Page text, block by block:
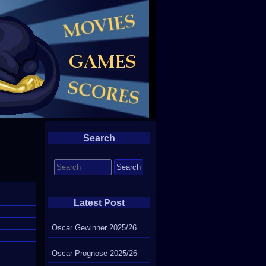
Search
for:
Latest Post
Oscar Gewinner 2025/26
Oscar Prognose 2025/26